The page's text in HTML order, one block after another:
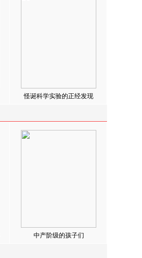
怪诞科学实验的正经发现
中产阶级的孩子们